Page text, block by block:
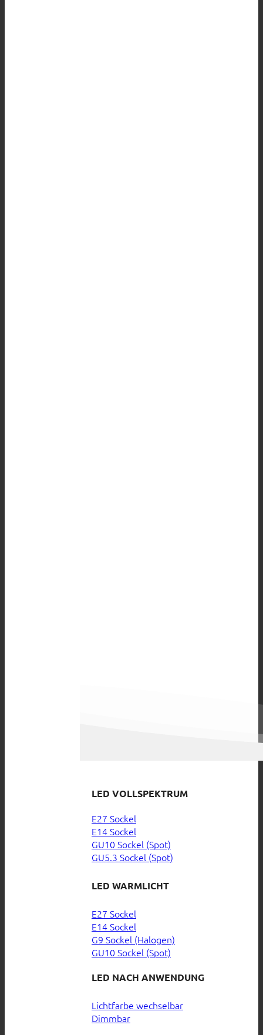
LED VOLLSPEKTRUM
E27 Sockel
E14 Sockel
GU10 Sockel (Spot)
GU5.3 Sockel (Spot)
LED WARMLICHT
E27 Sockel
E14 Sockel
G9 Sockel (Halogen)
GU10 Sockel (Spot)
LED NACH ANWENDUNG
Lichtfarbe wechselbar
Dimmbar